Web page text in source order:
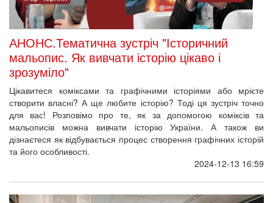
АНОНС.Тематична зустріч "Історичний
мальопис. Як вивчати історію цікаво і
зрозуміло"
Цікавитеся коміксами та графічними історіями або мрієте
створити власні? А ще любите історію? Тоді ця зустріч точно
для вас! Розповімо про те, як за допомогою коміксів та
мальописів можна вивчати історію України. А також ви
дізнаєтеся як відбувається процес створення графічних історій
та його особливості.
2024-12-13 16:59